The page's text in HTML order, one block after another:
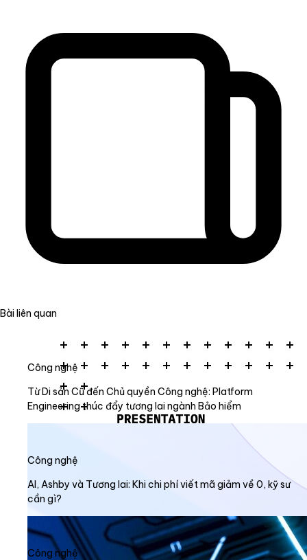
Bài liên quan
Công nghệ
Từ Di sản Cũ đến Chủ quyền Công nghệ: Platform
Engineering thúc đẩy tương lai ngành Bảo hiểm
Công nghệ
AI, Ashby và Tương lai: Khi chi phí viết mã giảm về 0, kỹ sư
cần gì?
Công nghệ